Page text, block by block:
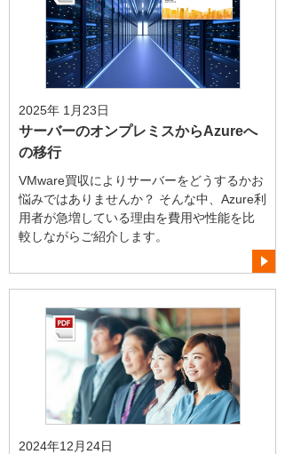
2025年 1月23日
サーバーのオンプレミスからAzureへ
の移行
VMware買収によりサーバーをどうするかお
悩みではありませんか？ そんな中、Azure利
用者が急増している理由を費用や性能を比
較しながらご紹介します。
2024年12月24日